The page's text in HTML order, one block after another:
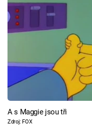
A s Maggie jsou tři
Zdroj: FOX